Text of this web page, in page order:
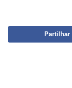
Partilhar